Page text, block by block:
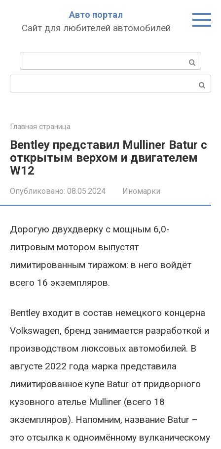
Авто портал
Сайт для любителей автомобилей
Главная страница
Bentley представил Mulliner Batur с
открытым верхом и двигателем
W12
Опубликовано: 08.05.2024 Иномарки
Дорогую двухдверку с мощным 6,0-
литровым мотором выпустят
лимитированным тиражом: в него войдёт
всего 16 экземпляров.
Bentley входит в состав немецкого концерна
Volkswagen, бренд занимается разработкой и
производством люксовых автомобилей. В
августе 2022 года марка представила
лимитированное купе Batur от придворного
кузовного ателье Mulliner (всего 18
экземпляров). Напомним, название Batur –
это отсылка к одноимённому вулканическому